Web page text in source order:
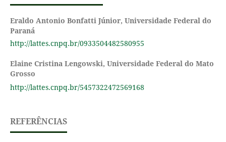
Eraldo Antonio Bonfatti Júnior, Universidade Federal do
Paraná
http://lattes.cnpq.br/0933504482580955
Elaine Cristina Lengowski, Universidade Federal do Mato
Grosso
http://lattes.cnpq.br/5457322472569168
REFERÊNCIAS